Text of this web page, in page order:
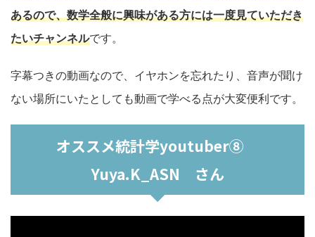
あるので、数学全般に興味がある方には一度見ていただき
たいチャンネルです。
字幕つきの動画なので、イヤホンを忘れたり、音声が聞け
ない場所にいたとしても動画で学べる点が大変便利です。
オススメ統計学youtuber⑧
Yuya.K_ASN さん